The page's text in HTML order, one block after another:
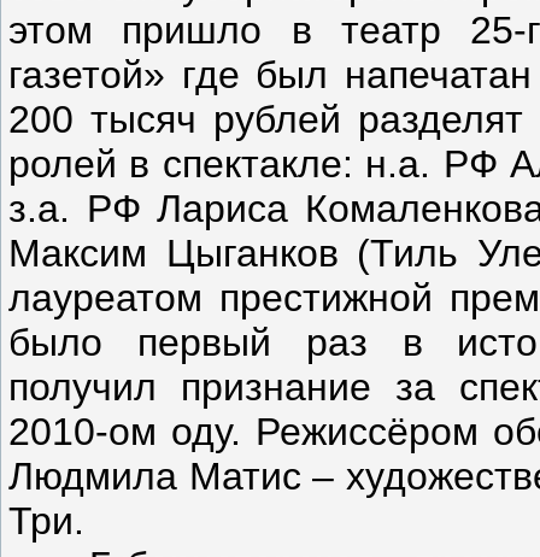
этом пришло в театр 25-
газетой» где был
200 тысяч рублей
ролей в спектакле: н.а. РФ
з.а. РФ Лариса
Максим Цыганков (Тиль
лауреатом престижной
было первый раз в
получил признание за
2010-ом оду. Режиссёром
Людмила Матис –
Три.